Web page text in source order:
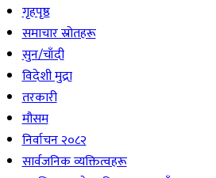
गृहपृष्ठ
समाचार स्रोतहरू
सुन/चाँदी
विदेशी मुद्रा
तरकारी
मौसम
निर्वाचन २०८२
सार्वजनिक व्यक्तित्वहरू